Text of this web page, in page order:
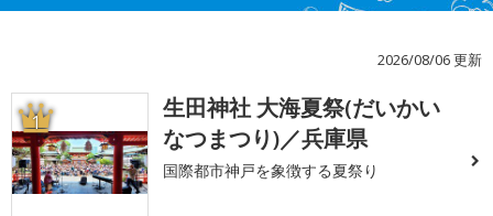
2026/08/06 更新
1
生田神社 大海夏祭(だいかい
なつまつり)／兵庫県
国際都市神戸を象徴する夏祭り